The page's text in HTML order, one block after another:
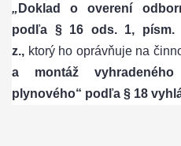
„ Doklad o overení
podľa § 16 ods. 1, písm.
z., ktorý ho oprávňuje na
a montáž vyhradeného
plynového“ podľa § 18